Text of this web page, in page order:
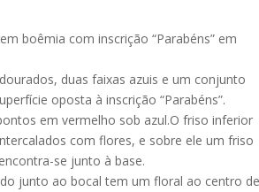
boêmia com inscrição “Parabéns” em
duas faixas azuis e um conjunto
oposta à inscrição “Parabéns”.
em vermelho sob azul.O friso inferior
com flores, e sobre ele um friso
se junto à base.
junto ao bocal tem um floral ao centro